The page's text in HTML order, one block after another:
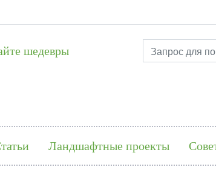
шедевры
Ландшафтные проекты